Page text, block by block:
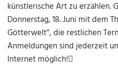
künstlerische Art zu erzählen.
Donnerstag, 18. Juni mit dem
Götterwelt“, die restlichen
Anmeldungen sind jederzeit
Internet möglich!